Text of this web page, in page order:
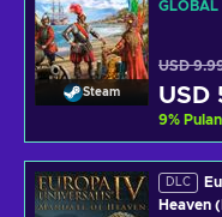
Steam
GLOBAL
USD
USD
9%
DLC
Heaven